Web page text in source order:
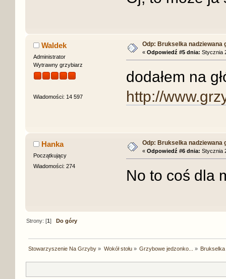
Waldek
Administrator
Wytrawny grzybiarz
Wiadomości: 14 597
Odp: Brukselka nadziewana
« Odpowiedź #5 dnia: Stycznia
dodałem na
http://
Hanka
Początkujący
Wiadomości: 274
Odp: Brukselka nadziewana
« Odpowiedź #6 dnia: Stycznia
No to coś dla
Strony: [1]Do góry
Stowarzyszenie Na Grzyby » Wokół stołu» Grzybowe jedzonko... »